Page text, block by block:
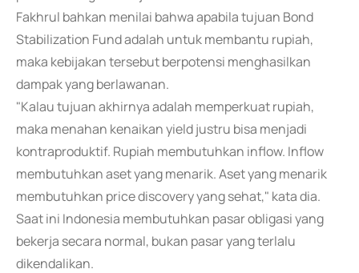
Fakhrul bahkan menilai bahwa apabila tujuan Bond
Stabilization Fund adalah untuk membantu rupiah,
maka kebijakan tersebut berpotensi menghasilkan
dampak yang berlawanan.
"Kalau tujuan akhirnya adalah memperkuat rupiah,
maka menahan kenaikan yield justru bisa menjadi
kontraproduktif. Rupiah membutuhkan inflow. Inflow
membutuhkan aset yang menarik. Aset yang menarik
membutuhkan price discovery yang sehat," kata dia.
Saat ini Indonesia membutuhkan pasar obligasi yang
bekerja secara normal, bukan pasar yang terlalu
dikendalikan.